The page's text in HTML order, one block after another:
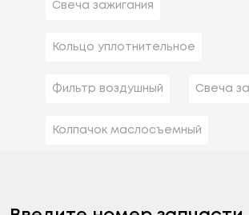
Свеча зажигания
Кольцо уплотнительное
Фильтр воздушный Свеча
Колпачок маслосъемный